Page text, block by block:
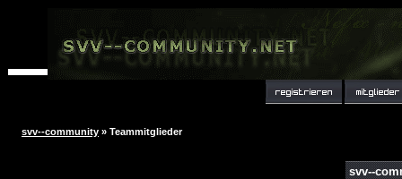
svv--community » Teammitglieder
svv--